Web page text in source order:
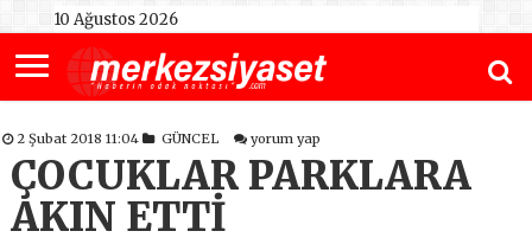
10 Ağustos 2026
2 Şubat 2018 11:04 GÜNCEL yorum yap
ÇOCUKLAR PARKLARA
AKIN ETTİ